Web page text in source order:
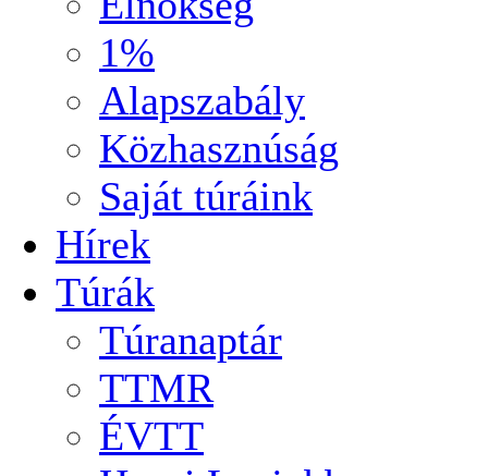
1%
Alapszabály
Közhasznúság
Saját túráink
Hírek
Túrák
Túranaptár
TTMR
ÉVTT